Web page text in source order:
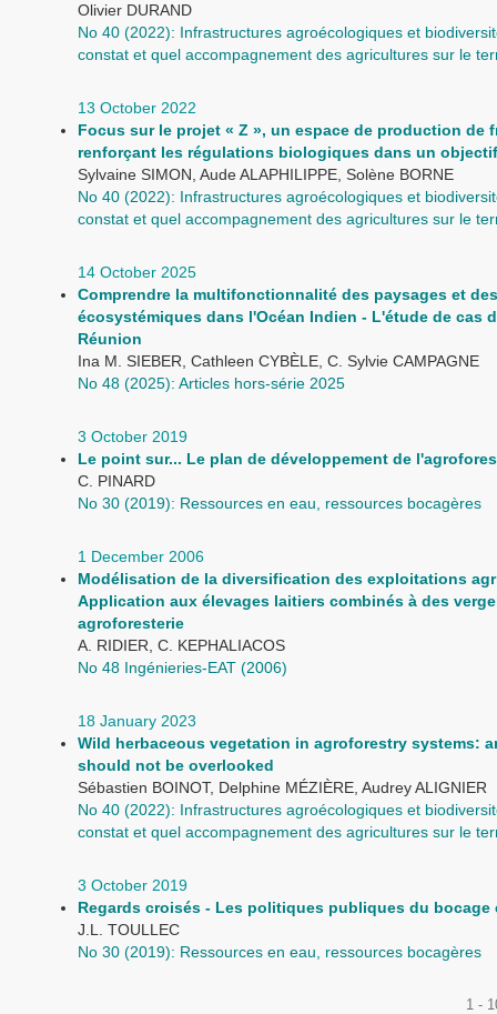
Olivier DURAND
No 40 (2022): Infrastructures agroécologiques et
constat et quel accompagnement des agricultures sur le
13 October 2022
Focus sur le projet « Z », un espace de production de
renforçant les régulations biologiques dans un
Sylvaine SIMON, Aude ALAPHILIPPE, Solène BORNE
No 40 (2022): Infrastructures agroécologiques et
constat et quel accompagnement des agricultures sur le
14 October 2025
Comprendre la multifonctionnalité des paysages et
écosystémiques dans l'Océan Indien - L'étude de cas
Réunion
Ina M. SIEBER, Cathleen CYBÈLE, C. Sylvie CAMPAGNE
No 48 (2025): Articles hors-série 2025
3 October 2019
Le point sur... Le plan de développement de
C. PINARD
No 30 (2019): Ressources en eau, ressources bocagères
1 December 2006
Modélisation de la diversification des exploitations
Application aux élevages laitiers combinés à des
agroforesterie
A. RIDIER, C. KEPHALIACOS
No 48 Ingénieries-EAT (2006)
18 January 2023
Wild herbaceous vegetation in agroforestry systems:
should not be overlooked
Sébastien BOINOT, Delphine MÉZIÈRE, Audrey ALIGNIER
No 40 (2022): Infrastructures agroécologiques et
constat et quel accompagnement des agricultures sur le
3 October 2019
Regards croisés - Les politiques publiques du bocage
J.L. TOULLEC
No 30 (2019): Ressources en eau, ressources bocagères
1 -